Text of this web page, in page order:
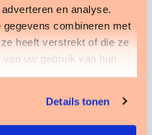
en analyse.
combineren met
heeft verstrekt of die ze
uw gebruik van hun
Details tonen